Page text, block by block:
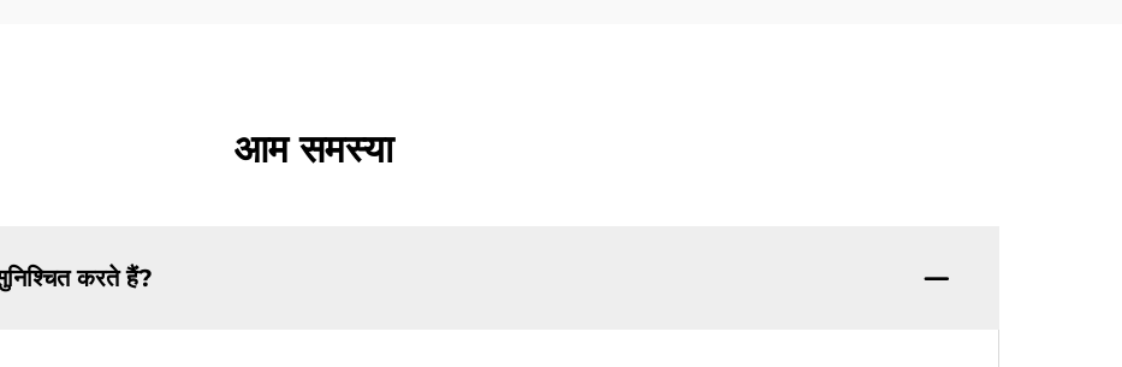
आम समस्या
करते हैं?